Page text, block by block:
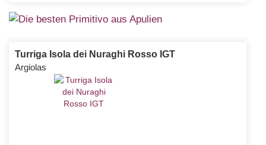
Turriga Isola dei Nuraghi Rosso IGT
Argiolas
Komplexer Rotwein aus einheimischen Rebsorten der Region -